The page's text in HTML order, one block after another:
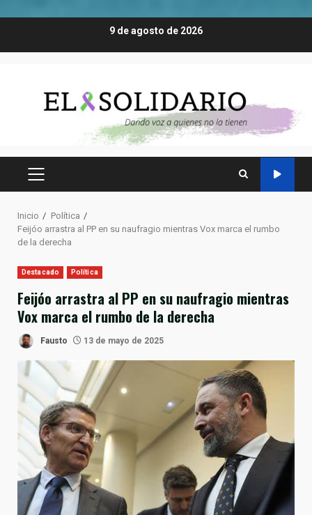
9 de agosto de 2026
MENÚ
Inicio
Política
Feijóo arrastra al PP en su naufragio mientras Vox marca el rumbo
de la derecha
Destacado Política
Feijóo arrastra al PP en su naufragio mientras
Vox marca el rumbo de la derecha
Fausto 13 de mayo de 2025